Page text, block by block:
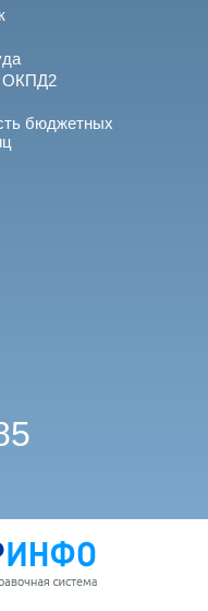
ОКПД2
бюджетных